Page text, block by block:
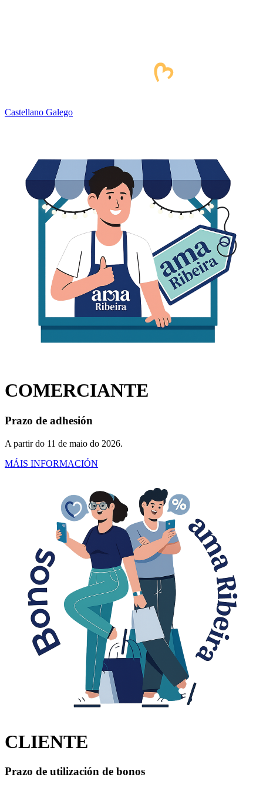
Castellano Galego
COMERCIANTE
Prazo de adhesión
A partir do 11 de maio do 2026.
MÁIS INFORMACIÓN
CLIENTE
Prazo de utilización de bonos